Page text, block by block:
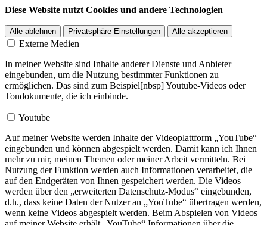
Diese Website nutzt Cookies und andere Technologien
Alle ablehnen Privatsphäre-Einstellungen Alle akzeptieren
Externe Medien
In meiner Website sind Inhalte anderer Dienste und Anbieter
eingebunden, um die Nutzung bestimmter Funktionen zu
ermöglichen. Das sind zum Beispiel[nbsp] Youtube-Videos oder
Tondokumente, die ich einbinde.
Youtube
Auf meiner Website werden Inhalte der Videoplattform „YouTube“
eingebunden und können abgespielt werden. Damit kann ich Ihnen
mehr zu mir, meinen Themen oder meiner Arbeit vermitteln. Bei
Nutzung der Funktion werden auch Informationen verarbeitet, die
auf den Endgeräten von Ihnen gespeichert werden. Die Videos
werden über den „erweiterten Datenschutz-Modus“ eingebunden,
d.h., dass keine Daten der Nutzer an „YouTube“ übertragen werden,
wenn keine Videos abgespielt werden. Beim Abspielen von Videos